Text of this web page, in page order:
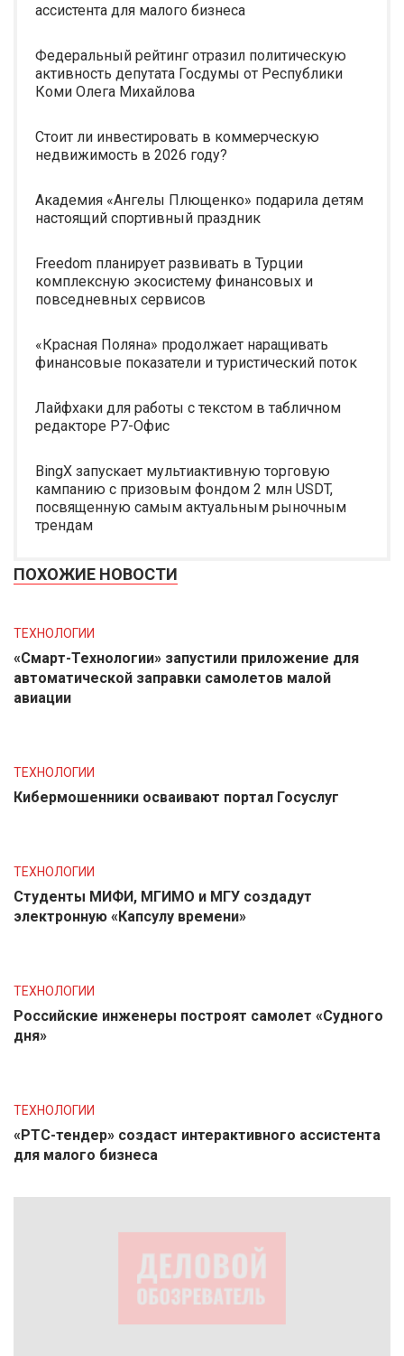
ассистента для малого бизнеса
Федеральный рейтинг отразил политическую
активность депутата Госдумы от Республики
Коми Олега Михайлова
Стоит ли инвестировать в коммерческую
недвижимость в 2026 году?
Академия «Ангелы Плющенко» подарила детям
настоящий спортивный праздник
Freedom планирует развивать в Турции
комплексную экосистему финансовых и
повседневных сервисов
«Красная Поляна» продолжает наращивать
финансовые показатели и туристический поток
Лайфхаки для работы с текстом в табличном
редакторе Р7-Офис
BingX запускает мультиактивную торговую
кампанию с призовым фондом 2 млн USDT,
посвященную самым актуальным рыночным
трендам
ПОХОЖИЕ НОВОСТИ
ТЕХНОЛОГИИ
«Смарт-Технологии» запустили приложение для
автоматической заправки самолетов малой
авиации
ТЕХНОЛОГИИ
Кибермошенники осваивают портал Госуслуг
ТЕХНОЛОГИИ
Студенты МИФИ, МГИМО и МГУ создадут
электронную «Капсулу времени»
ТЕХНОЛОГИИ
Российские инженеры построят самолет «Судного
дня»
ТЕХНОЛОГИИ
«РТС-тендер» создаст интерактивного ассистента
для малого бизнеса